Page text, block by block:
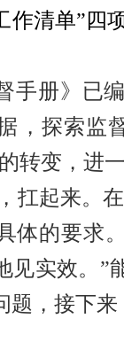
作清单”四
督手册》已
，探索监
转变，进
扛起来。
体的要求
见实效。”
题，接下